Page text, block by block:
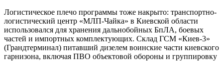
Логистическое плечо программы тоже накрыто: транспортно-
логистический центр «МЛП-Чайка» в Киевской области
использовался для хранения дальнобойных БпЛА, боевых
частей и импортных комплектующих. Склад ГСМ «Киев-3»
(Грандтерминал) питавший дизелем воинские части киевского
гарнизона, включая ПВО объектовой обороны и группировку